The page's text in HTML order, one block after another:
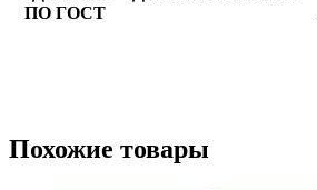
ПО ГОСТ
Похожие товары